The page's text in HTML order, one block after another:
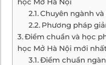
Chuyên ngành
Phương pháp
Điểm chuẩn và học
học Mở Hà Nội mới
Điểm chuẩn